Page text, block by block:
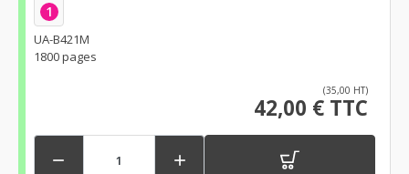
1
UA-B421M
1800 pages
(35,00 HT)
42,00 € TTC
 